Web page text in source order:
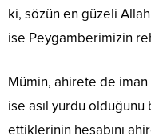
ki, sözün en güzeli
ise Peygamberimizin
Mümin, ahirete de
ise asıl yurdu olduğunu
ettiklerinin hesabını